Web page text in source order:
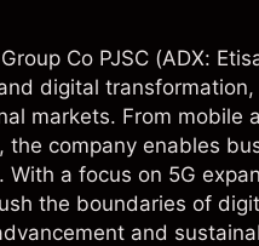
Co PJSC (ADX:
digital
markets. From
the company enables
a focus on 5G
the boundaries of
and